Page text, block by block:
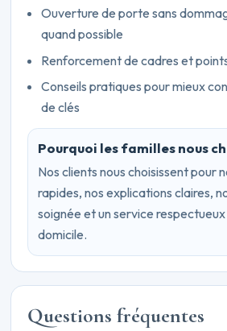
Ouverture de porte sans
quand possible
Renforcement de cadres et
Conseils pratiques pour mieux
de clés
Pourquoi les familles nous
Nos clients nous choisissent pour
rapides, nos explications claires,
soignée et un service
domicile.
Questions fréquentes